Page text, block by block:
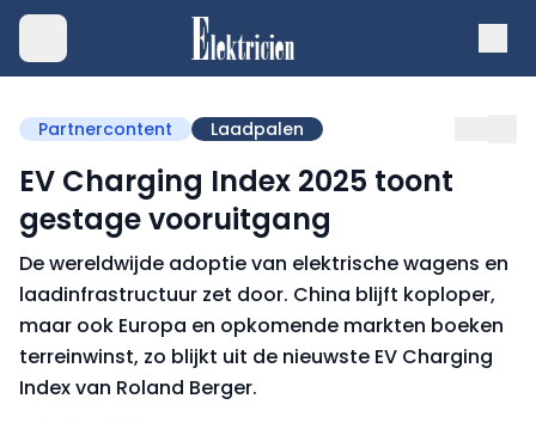
Partnercontent Laadpalen
EV Charging Index 2025 toont
gestage vooruitgang
De wereldwijde adoptie van elektrische wagens en
laad­infrastructuur zet door. China blijft koploper,
maar ook Europa en opkomende markten boeken
terreinwinst, zo blijkt uit de nieuwste EV Charging
Index van Roland Berger.